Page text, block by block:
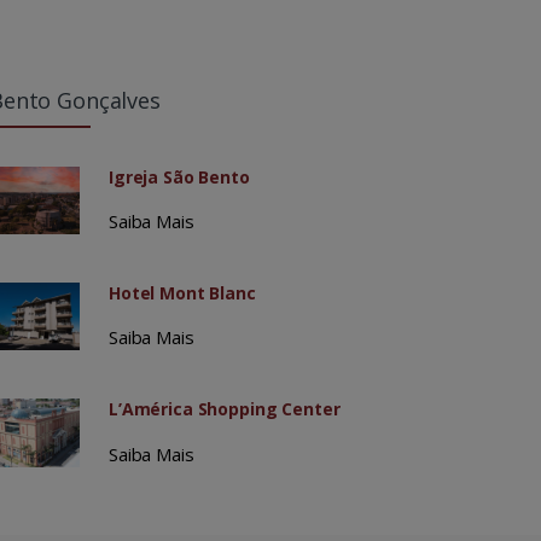
Gonçalves
Igreja São Bento
Saiba Mais
Hotel Mont Blanc
Saiba Mais
L’América Shopping Center
Saiba Mais